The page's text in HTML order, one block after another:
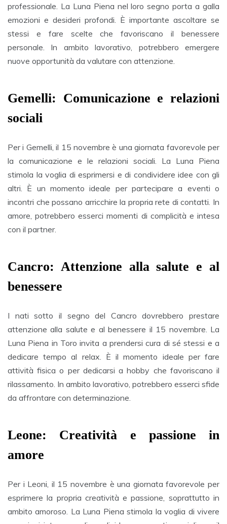
professionale. La Luna Piena nel loro segno porta a galla
emozioni e desideri profondi. È importante ascoltare se
stessi e fare scelte che favoriscano il benessere
personale. In ambito lavorativo, potrebbero emergere
nuove opportunità da valutare con attenzione.
Gemelli: Comunicazione e relazioni
sociali
Per i Gemelli, il 15 novembre è una giornata favorevole per
la comunicazione e le relazioni sociali. La Luna Piena
stimola la voglia di esprimersi e di condividere idee con gli
altri. È un momento ideale per partecipare a eventi o
incontri che possano arricchire la propria rete di contatti. In
amore, potrebbero esserci momenti di complicità e intesa
con il partner.
Cancro: Attenzione alla salute e al
benessere
I nati sotto il segno del Cancro dovrebbero prestare
attenzione alla salute e al benessere il 15 novembre. La
Luna Piena in Toro invita a prendersi cura di sé stessi e a
dedicare tempo al relax. È il momento ideale per fare
attività fisica o per dedicarsi a hobby che favoriscano il
rilassamento. In ambito lavorativo, potrebbero esserci sfide
da affrontare con determinazione.
Leone: Creatività e passione in
amore
Per i Leoni, il 15 novembre è una giornata favorevole per
esprimere la propria creatività e passione, soprattutto in
ambito amoroso. La Luna Piena stimola la voglia di vivere